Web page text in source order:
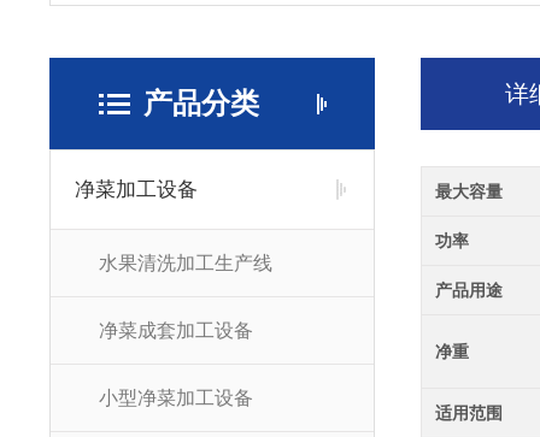
产品分类
净菜加工设备
水果清洗加工生产线
净菜成套加工设备
小型净菜加工设备
详
最大容量
功率
产品用途
净重
适用范围